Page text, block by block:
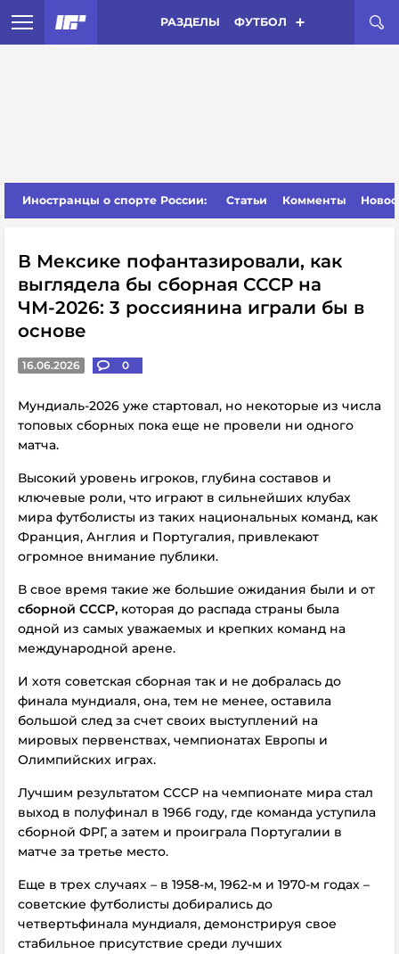
РАЗДЕЛЫ ФУТБОЛ
Иностранцы о спорте России: Статьи Комменты
В Мексике пофантазировали, как
выглядела бы сборная СССР на
ЧМ-2026: 3 россиянина играли бы в
основе
16.06.2026 0
Мундиаль-2026 уже стартовал, но некоторые из числа
топовых сборных пока еще не провели ни одного
матча.
Высокий уровень игроков, глубина составов и
ключевые роли, что играют в сильнейших клубах
мира футболисты из таких национальных команд, как
Франция, Англия и Португалия, привлекают
огромное внимание публики.
В свое время такие же большие ожидания были и от
сборной СССР, которая до распада страны была
одной из самых уважаемых и крепких команд на
международной арене.
И хотя советская сборная так и не добралась до
финала мундиаля, она, тем не менее, оставила
большой след за счет своих выступлений на
мировых первенствах, чемпионатах Европы и
Олимпийских играх.
Лучшим результатом СССР на чемпионате мира стал
выход в полуфинал в 1966 году, где команда уступила
сборной ФРГ, а затем и проиграла Португалии в
матче за третье место.
Еще в трех случаях – в 1958-м, 1962-м и 1970-м годах –
советские футболисты добирались до
четвертьфинала мундиаля, демонстрируя свое
стабильное присутствие среди лучших